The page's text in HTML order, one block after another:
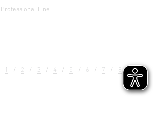
Line
1 2 3 4 5 6 7 8 9